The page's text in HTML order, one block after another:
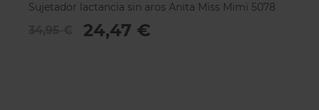
Sujetador lactancia sin aros Anita Miss Mimi 5078
24,47 €